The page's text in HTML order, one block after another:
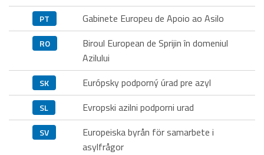
PT Gabinete Europeu de Apoio ao Asilo
RO
Biroul European de Sprijin în domeniul
Azilului
SK Európsky podporný úrad pre azyl
SL Evropski azilni podporni urad
SV
Europeiska byrån för samarbete i
asylfrågor